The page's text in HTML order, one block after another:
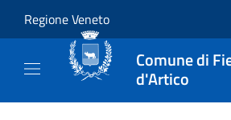
Regione Veneto
Comune di
d'Artico